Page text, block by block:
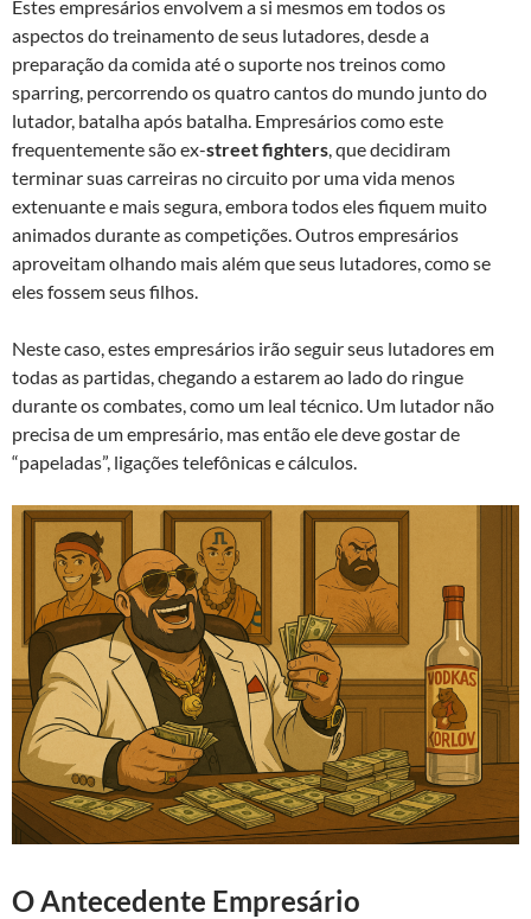
Estes empresários envolvem a si mesmos em todos os
aspectos do treinamento de seus lutadores, desde a
preparação da comida até o suporte nos treinos como
sparring, percorrendo os quatro cantos do mundo junto do
lutador, batalha após batalha. Empresários como este
frequentemente são ex-street fighters, que decidiram
terminar suas carreiras no circuito por uma vida menos
extenuante e mais segura, embora todos eles fiquem muito
animados durante as competições. Outros empresários
aproveitam olhando mais além que seus lutadores, como se
eles fossem seus filhos.
Neste caso, estes empresários irão seguir seus lutadores em
todas as partidas, chegando a estarem ao lado do ringue
durante os combates, como um leal técnico. Um lutador não
precisa de um empresário, mas então ele deve gostar de
“papeladas”, ligações telefônicas e cálculos.
O Antecedente Empresário